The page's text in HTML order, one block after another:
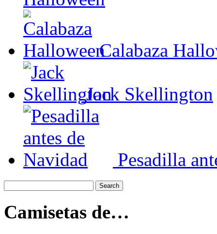
Calabaza
Jack Skellington
Pesadilla
Camisetas de…